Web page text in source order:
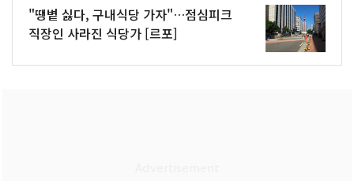
"땡볕 싫다, 구내식당 가자"…점심피크
직장인 사라진 식당가 [르포]